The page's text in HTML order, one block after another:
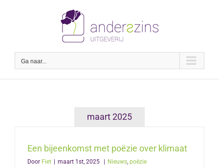
Ga naar...
maart 2025
Een bijeenkomst met poëzie over klimaat
Door Fiet | maart 1st, 2025 | Nieuws poëzie